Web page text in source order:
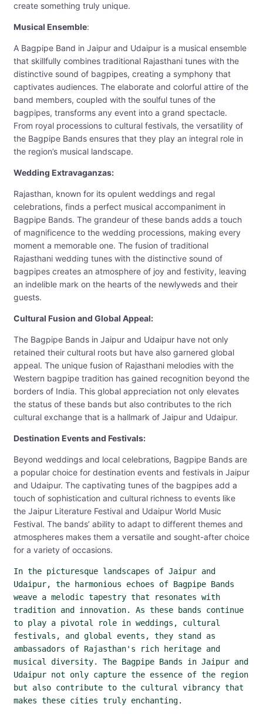
create something truly unique.
Musical Ensemble:
A Bagpipe Band in Jaipur and Udaipur is a musical ensemble
that skillfully combines traditional Rajasthani tunes with the
distinctive sound of bagpipes, creating a symphony that
captivates audiences. The elaborate and colorful attire of the
band members, coupled with the soulful tunes of the
bagpipes, transforms any event into a grand spectacle.
From royal processions to cultural festivals, the versatility of
the Bagpipe Bands ensures that they play an integral role in
the region’s musical landscape.
Wedding Extravaganzas:
Rajasthan, known for its opulent weddings and regal
celebrations, finds a perfect musical accompaniment in
Bagpipe Bands. The grandeur of these bands adds a touch
of magnificence to the wedding processions, making every
moment a memorable one. The fusion of traditional
Rajasthani wedding tunes with the distinctive sound of
bagpipes creates an atmosphere of joy and festivity, leaving
an indelible mark on the hearts of the newlyweds and their
guests.
Cultural Fusion and Global Appeal:
The Bagpipe Bands in Jaipur and Udaipur have not only
retained their cultural roots but have also garnered global
appeal. The unique fusion of Rajasthani melodies with the
Western bagpipe tradition has gained recognition beyond the
borders of India. This global appreciation not only elevates
the status of these bands but also contributes to the rich
cultural exchange that is a hallmark of Jaipur and Udaipur.
Destination Events and Festivals:
Beyond weddings and local celebrations, Bagpipe Bands are
a popular choice for destination events and festivals in Jaipur
and Udaipur. The captivating tunes of the bagpipes add a
touch of sophistication and cultural richness to events like
the Jaipur Literature Festival and Udaipur World Music
Festival. The bands’ ability to adapt to different themes and
atmospheres makes them a versatile and sought-after choice
for a variety of occasions.
In the picturesque landscapes of Jaipur and
Udaipur, the harmonious echoes of Bagpipe Bands
weave a melodic tapestry that resonates with
tradition and innovation. As these bands continue
to play a pivotal role in weddings, cultural
festivals, and global events, they stand as
ambassadors of Rajasthan's rich heritage and
musical diversity. The Bagpipe Bands in Jaipur and
Udaipur not only capture the essence of the region
but also contribute to the cultural vibrancy that
makes these cities truly enchanting.